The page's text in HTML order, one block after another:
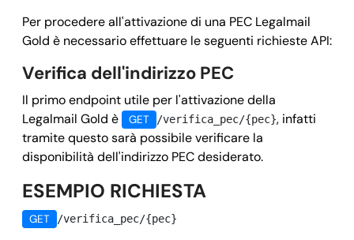
Per procedere all'attivazione di una PEC Legalmail
Gold è necessario effettuare le seguenti richieste API:
Verifica dell'indirizzo PEC
Il primo endpoint utile per l'attivazione della
Legalmail Gold è
GET /verifica_pec/{pec}, infatti
tramite questo sarà possibile verificare la
disponibilità dell'indirizzo PEC desiderato.
ESEMPIO RICHIESTA
GET /verifica_pec/{pec}